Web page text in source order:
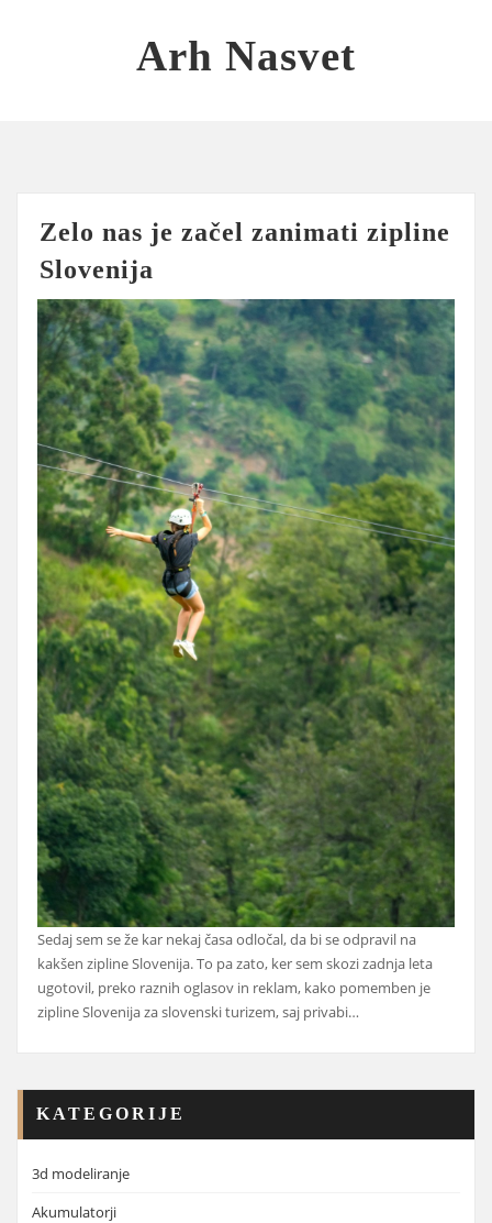
Arh Nasvet
Zelo nas je začel zanimati zipline
Slovenija
Sedaj sem se že kar nekaj časa odločal, da bi se odpravil na
kakšen zipline Slovenija. To pa zato, ker sem skozi zadnja leta
ugotovil, preko raznih oglasov in reklam, kako pomemben je
zipline Slovenija za slovenski turizem, saj privabi…
KATEGORIJE
3d modeliranje
Akumulatorji